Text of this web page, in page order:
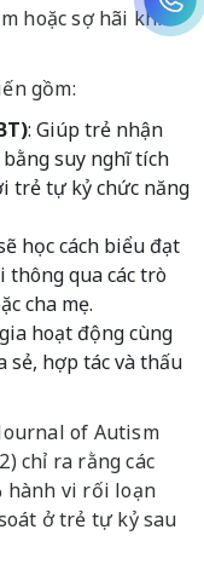
hoặc sợ hãi khi
gồm:
: Giúp trẻ nhận
suy nghĩ tích
trẻ tự kỷ chức năng
học cách biểu đạt
thông qua các trò
cha mẹ.
hoạt động cùng
sẻ, hợp tác và thấu
of Autism
chỉ ra rằng các
hành vi rối loạn
ở trẻ tự kỷ sau